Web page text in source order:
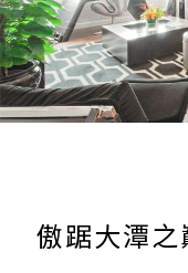
傲踞大潭